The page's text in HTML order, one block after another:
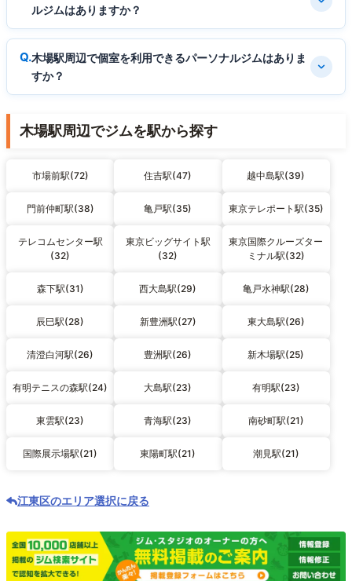
ルジムはありますか？
木場駅周辺で個室を利用できるパーソナルジムはありま
すか？
木場駅周辺でジムを駅から探す
市場前駅(72) 住吉駅(47) 越中島駅(39)
門前仲町駅(38) 亀戸駅(35) 東京テレポート駅(35)
テレコムセンター駅
(32)
東京ビッグサイト駅
(32)
東京国際クルーズター
ミナル駅(32)
森下駅(31) 西大島駅(29) 亀戸水神駅(28)
辰巳駅(28) 新豊洲駅(27) 東大島駅(26)
清澄白河駅(26) 豊洲駅(26) 新木場駅(25)
有明テニスの森駅(24) 大島駅(23) 有明駅(23)
東雲駅(23) 青海駅(23) 南砂町駅(21)
国際展示場駅(21) 東陽町駅(21) 潮見駅(21)
江東区のエリア選択に戻る